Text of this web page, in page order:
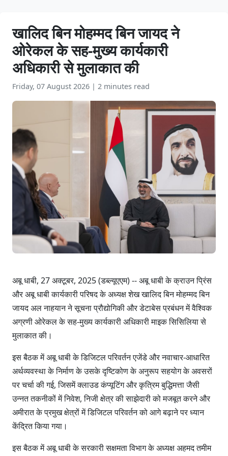
खालिद बिन मोहम्मद बिन जायद ने
ओरेकल के सह-मुख्य कार्यकारी
अधिकारी से मुलाकात की
Friday, 07 August 2026 | 2 minutes read
अबू धाबी, 27 अक्टूबर, 2025 (डब्ल्यूएएम) -- अबू धाबी के क्राउन प्रिंस
और अबू धाबी कार्यकारी परिषद के अध्यक्ष शेख खालिद बिन मोहम्मद बिन
जायद अल नाहयान ने सूचना प्रौद्योगिकी और डेटाबेस प्रबंधन में वैश्विक
अग्रणी ओरेकल के सह-मुख्य कार्यकारी अधिकारी माइक सिसिलिया से
मुलाकात की।
इस बैठक में अबू धाबी के डिजिटल परिवर्तन एजेंडे और नवाचार-आधारित
अर्थव्यवस्था के निर्माण के उसके दृष्टिकोण के अनुरूप सहयोग के अवसरों
पर चर्चा की गई, जिसमें क्लाउड कंप्यूटिंग और कृत्रिम बुद्धिमत्ता जैसी
उन्नत तकनीकों में निवेश, निजी क्षेत्र की साझेदारी को मजबूत करने और
अमीरात के प्रमुख क्षेत्रों में डिजिटल परिवर्तन को आगे बढ़ाने पर ध्यान
केंद्रित किया गया।
इस बैठक में अबू धाबी के सरकारी सक्षमता विभाग के अध्यक्ष अहमद तमीम